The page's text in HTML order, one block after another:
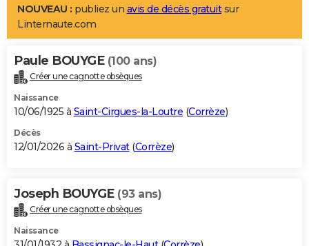
LIFESTYLE
Art de vivre
Bien-être
Loisirs
Mode
Modes de vie
Alimentation
Guide de la santé
Maladies
Médicaments
Sommeil
VOYAGE
Destinations
City break
Voyage nature
Voyage de noces
Forum
Climat
+PHOTO
GUIDES D'ACHAT
BONS PLANS
Carte de Noël
Carte Bonne année
Carte Saint-Valentin
Carte Pâques
Carte d'anniversaire
DICTIONNAIRE
Dictionnaire
Biographies
Citations
Expressions
Proverbes
PROGRAMME TV
NOUVEAU : publiez un avis de décès gratuitsur
Linternaute.com
Paule BOUYGE (100 ans)
Créer une cagnotte obsèques
Naissance
10/06/1925 à Saint-Cirgues-la-Loutre (Corrèze)
Décès
12/01/2026 à Saint-Privat(Corrèze)
Joseph BOUYGE (93 ans)
Créer une cagnotte obsèques
Naissance